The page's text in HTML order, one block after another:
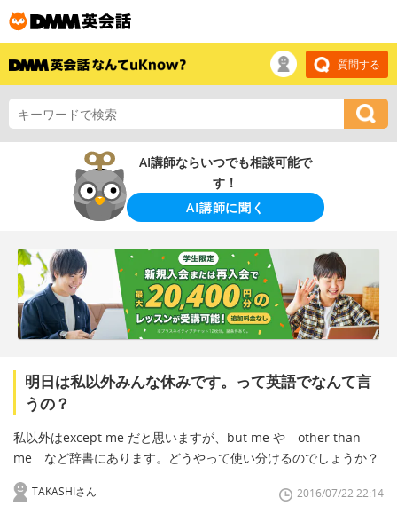
質問する
AI講師ならいつでも相談可能で
す！
AI講師に聞く
明日は私以外みんな休みです。って英語でなんて言
うの？
私以外はexcept me だと思いますが、but me や other than
me など辞書にあります。どうやって使い分けるのでしょうか？
TAKASHIさん 2016/07/22 22:14